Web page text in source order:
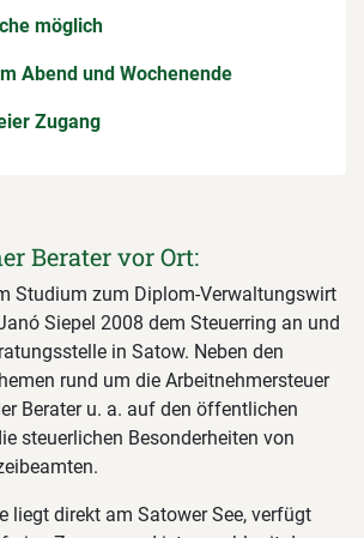
möglich
Abend und Wochenende
Zugang
Berater vor Ort:
Studium zum Diplom-Verwaltungswirt
Siepel 2008 dem Steuerring an und
in Satow. Neben den
rund um die Arbeitnehmersteuer
Berater u. a. auf den öffentlichen
steuerlichen Besonderheiten von
liegt direkt am Satower See, verfügt